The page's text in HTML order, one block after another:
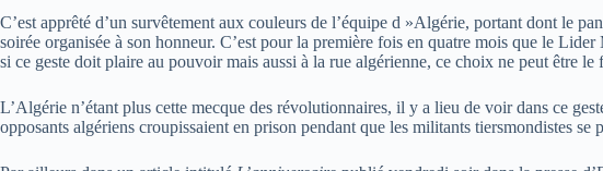
C’est apprêté d’un survêtement aux couleurs de l’équipe d »Algérie, portant dont le
soirée organisée à son honneur. C’est pour la première fois en quatre mois que le
si ce geste doit plaire au pouvoir mais aussi à la rue algérienne, ce choix ne peut être
L’Algérie n’étant plus cette mecque des révolutionnaires, il y a lieu de voir dans ce
opposants algériens croupissaient en prison pendant que les militants tiersmondistes se